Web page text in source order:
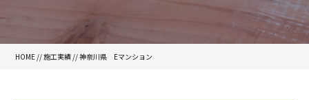
HOME //施工実績 //神奈川県 Eマンション